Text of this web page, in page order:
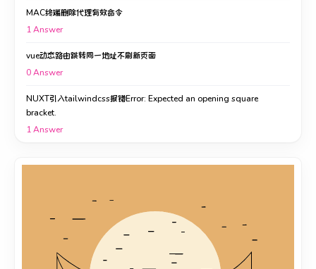
MAC终端删除代理有效命令
1Answer
vue动态路由跳转同一地址不刷新页面
0Answer
NUXT引入tailwindcss报错Error: Expected an opening square
bracket.
1Answer